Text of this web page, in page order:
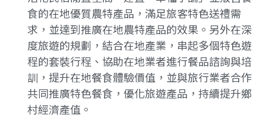
食的在地優質農特產品，滿足旅客特色送禮需
求，並達到推廣在地農特產品的效果。另外在深
度旅遊的規劃，結合在地產業，串起多個特色遊
程的套裝行程、協助在地業者進行餐品諮詢與培
訓，提升在地餐食體驗價值，並與旅行業者合作
共同推廣特色餐食，優化旅遊產品，持續提升鄉
村經濟產值。